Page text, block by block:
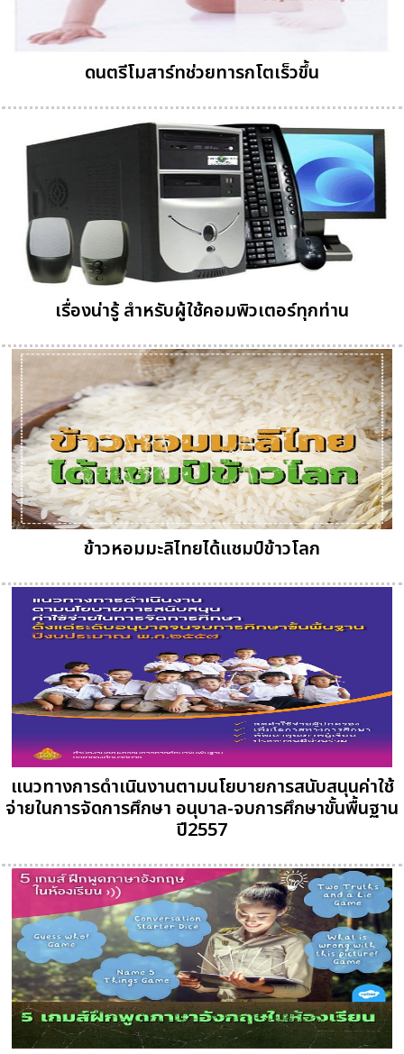
ดนตรีโมสาร์ทช่วยทารกโตเร็วขึ้น
เรื่องน่ารู้ สำหรับผู้ใช้คอมพิวเตอร์ทุกท่าน
ข้าวหอมมะลิไทยได้แชมป์ข้าวโลก
แนวทางการดำเนินงานตามนโยบายการสนับสนุนค่าใช้
จ่ายในการจัดการศึกษา อนุบาล-จบการศึกษาขั้นพื้นฐาน
ปี2557